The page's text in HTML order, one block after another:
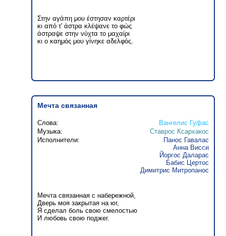
Στην αγάπη μου έστησαν καρτέρι
κι από τ' άστρα κλέψανε το φώς
άστραψε στην νύχτα το μαχαίρι
κι ο καημός μου γίνηκε αδελφός.
Мечта cвязанная
Слова:
Вангелис Гуфас
Музыка:
Ставрос Ксархакос
Исполнители:
Панос Гавалас
Анна Висси
Йоргос Даларас
Бабис Цертос
Димитрис Митропанос
Мечта связанная с набережной,
Дверь моя закрытая на юг,
Я сделал боль свою смелостью
И любовь свою поджег.